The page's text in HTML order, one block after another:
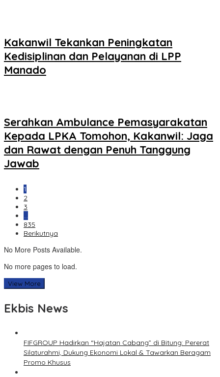
Kakanwil Tekankan Peningkatan
Kedisiplinan dan Pelayanan di LPP
Manado
Serahkan Ambulance Pemasyarakatan
Kepada LPKA Tomohon, Kakanwil: Jaga
dan Rawat dengan Penuh Tanggung
Jawab
1
2
3
…
835
Berikutnya
No More Posts Available.
No more pages to load.
View More
Ekbis News
FIFGROUP Hadirkan “Hajatan Cabang” di Bitung: Pererat
Silaturahmi, Dukung Ekonomi Lokal & Tawarkan Beragam
Promo Khusus